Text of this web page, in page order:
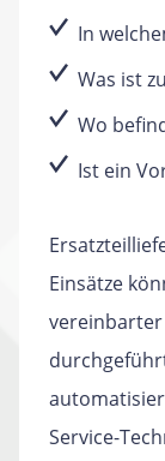
In
Was ist
Wo
Ist ein
Einsätze
vereinbarter
Service-